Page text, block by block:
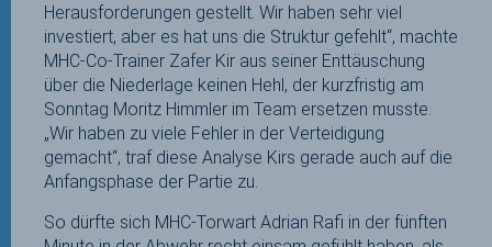
Herausforderungen gestellt. Wir haben sehr viel
investiert, aber es hat uns die Struktur gefehlt“, machte
MHC-Co-Trainer Zafer Kir aus seiner Enttäuschung
über die Niederlage keinen Hehl, der kurzfristig am
Sonntag Moritz Himmler im Team ersetzen musste.
„Wir haben zu viele Fehler in der Verteidigung
gemacht“, traf diese Analyse Kirs gerade auch auf die
Anfangsphase der Partie zu.
So dürfte sich MHC-Torwart Adrian Rafi in der fünften